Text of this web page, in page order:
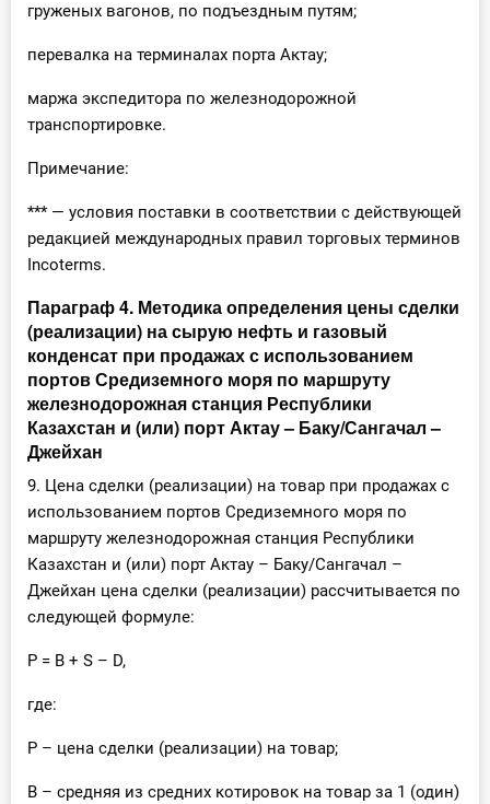
груженых вагонов, по подъездным путям;
перевалка на терминалах порта Актау;
маржа экспедитора по железнодорожной
транспортировке.
Примечание:
*** — условия поставки в соответствии с действующей
редакцией международных правил торговых терминов
Incoterms.
Параграф 4. Методика определения цены сделки
(реализации) на сырую нефть и газовый
конденсат при продажах с использованием
портов Средиземного моря по маршруту
железнодорожная станция Республики
Казахстан и (или) порт Актау – Баку/Сангачал –
Джейхан
9. Цена сделки (реализации) на товар при продажах с
использованием портов Средиземного моря по
маршруту железнодорожная станция Республики
Казахстан и (или) порт Актау – Баку/Сангачал –
Джейхан цена сделки (реализации) рассчитывается по
следующей формуле:
P = B + S – D,
где:
P – цена сделки (реализации) на товар;
B – средняя из средних котировок на товар за 1 (один)